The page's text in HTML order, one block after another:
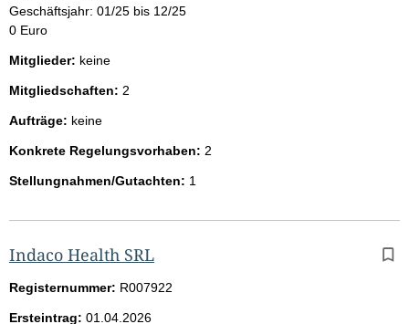
Geschäftsjahr: 01/25 bis 12/25
0 Euro
Mitglieder: keine
Mitgliedschaften: 2
Aufträge: keine
Konkrete Regelungsvorhaben: 2
Stellungnahmen/Gutachten: 1
Indaco Health SRL
Registernummer: R007922
Ersteintrag: 01.04.2026